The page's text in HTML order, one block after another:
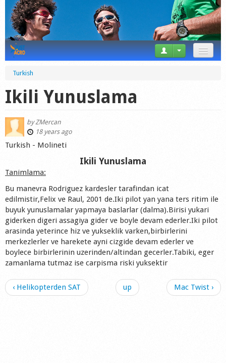
News
Tricks
Forum
Calendar
Gear
Market
Shop
Turkish
Ikili Yunuslama
byZMercan
18 years ago
Turkish - Molineti
Ikili Yunuslama
Tanimlama:
Bu manevra Rodriguez kardesler tarafindan icat
edilmistir,Felix ve Raul, 2001 de.Iki pilot yan yana ters ritim ile
buyuk yunuslamalar yapmaya baslarlar (dalma).Birisi yukari
giderken digeri assagiya gider ve boyle devam ederler.Iki pilot
arasinda yeterince hiz ve yukseklik varken,birbirlerini
merkezlerler ve harekete ayni cizgide devam ederler ve
boylece birbirlerinin uzerinden/altindan gecerler.Tabiki, eger
zamanlama tutmaz ise carpisma riski yuksektir
‹ Helikopterden SAT up Mac Twist ›